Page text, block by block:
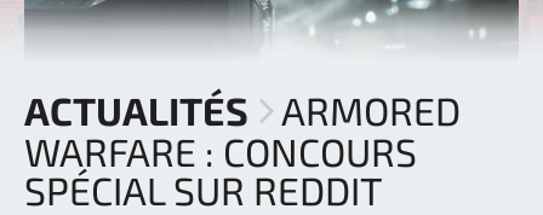
ACTUALITÉS
ARMORED
WARFARE : CONCOURS
SPÉCIAL SUR REDDIT